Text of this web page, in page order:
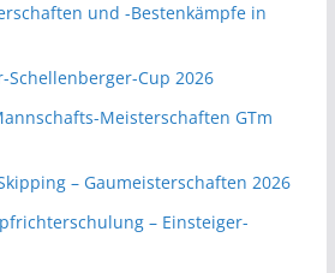
und -Bestenkämpfe in
Cup 2026
Meisterschaften GTm
– Gaumeisterschaften 2026
– Einsteiger-